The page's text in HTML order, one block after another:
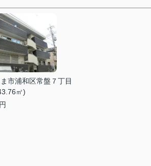
市浦和区常盤７丁目
㎡)